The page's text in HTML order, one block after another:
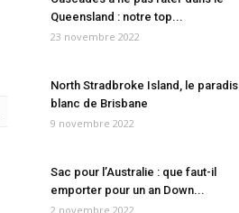
Queensland : notre top...
23 novembre 2022
North Stradbroke Island, le paradis
blanc de Brisbane
9 novembre 2022
Sac pour l’Australie : que faut-il
emporter pour un an Down...
2 novembre 2022